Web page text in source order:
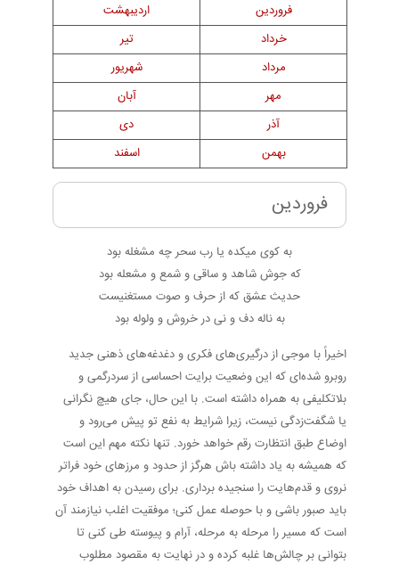
فروردین
اردیبهشت
خرداد
تیر
مرداد
شهریور
مهر
آبان
آذر
دی
بهمن
اسفند
فروردین
به کوی میکده یا رب سحر چه مشغله بود
که جوش شاهد و ساقی و شمع و مشعله بود
حدیث عشق که از حرف و صوت مستغنیست
به ناله دف و نی در خروش و ولوله بود
اخیراً با موجی از درگیری‌های فکری و دغدغه‌های ذهنی جدید
روبرو شده‌ای که این وضعیت برایت احساسی از سردرگمی و
بلاتکلیفی به همراه داشته است. با این حال، جای هیچ نگرانی
یا شگفت‌زدگی نیست، زیرا شرایط به نفع تو پیش می‌رود و
اوضاع طبق انتظارت رقم خواهد خورد. تنها نکته مهم این است
که همیشه به یاد داشته باش هرگز از حدود و مرزهای خود فراتر
نروی و قدم‌هایت را سنجیده برداری. برای رسیدن به اهداف خود
باید صبور باشی و با حوصله عمل کنی؛ موفقیت اغلب نیازمند آن
است که مسیر را مرحله به مرحله، آرام و پیوسته طی کنی تا
بتوانی بر چالش‌ها غلبه کرده و در نهایت به مقصود مطلوب